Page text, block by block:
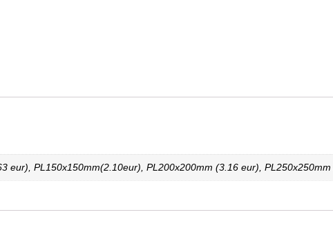
eur), PL150x150mm(2.10eur), PL200x200mm (3.16 eur),